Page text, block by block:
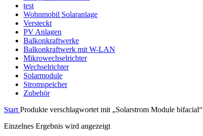
test
Wohnmobil Solaranlage
Versteckt
PV Anlagen
Balkonkraftwerke
Balkonkraftwerk mit W-LAN
Mikrowechselrichter
Wechselrichter
Solarmodule
Stromspeicher
Zubehör
Start Produkte verschlagwortet mit „Solarstrom Module bifacial“
Einzelnes Ergebnis wird angezeigt